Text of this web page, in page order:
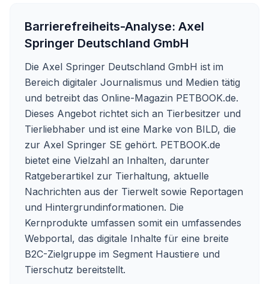
Barrierefreiheits-Analyse: Axel
Springer Deutschland GmbH
Die Axel Springer Deutschland GmbH ist im
Bereich digitaler Journalismus und Medien tätig
und betreibt das Online-Magazin PETBOOK.de.
Dieses Angebot richtet sich an Tierbesitzer und
Tierliebhaber und ist eine Marke von BILD, die
zur Axel Springer SE gehört. PETBOOK.de
bietet eine Vielzahl an Inhalten, darunter
Ratgeberartikel zur Tierhaltung, aktuelle
Nachrichten aus der Tierwelt sowie Reportagen
und Hintergrundinformationen. Die
Kernprodukte umfassen somit ein umfassendes
Webportal, das digitale Inhalte für eine breite
B2C-Zielgruppe im Segment Haustiere und
Tierschutz bereitstellt.